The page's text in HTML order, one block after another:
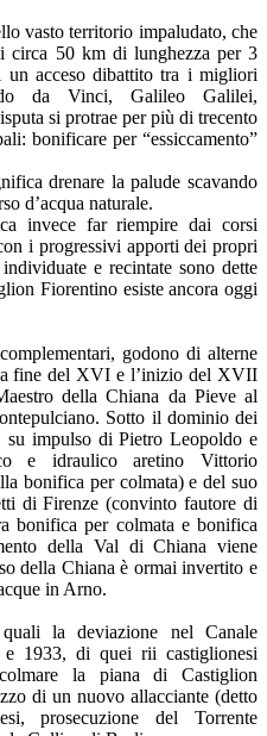
vasto territorio impaludato, che
circa 50 km di lunghezza per 3
un acceso dibattito tra i migliori
da Vinci, Galileo Galilei,
si protrae per più di trecento
bonificare per “essiccamento”
drenare la palude scavando
d’acqua naturale.
invece far riempire dai corsi
i progressivi apporti dei propri
e recintate sono dette
Fiorentino esiste ancora oggi
godono di alterne
fine del XVI e l’inizio del XVII
della Chiana da Pieve al
Sotto il dominio dei
impulso di Pietro Leopoldo e
e idraulico aretino Vittorio
bonifica per colmata) e del suo
di Firenze (convinto fautore di
bonifica per colmata e bonifica
della Val di Chiana viene
della Chiana è ormai invertito e
in Arno.
la deviazione nel Canale
1933, di quei rii castiglionesi
la piana di Castiglion
di un nuovo allacciante (detto
prosecuzione del Torrente